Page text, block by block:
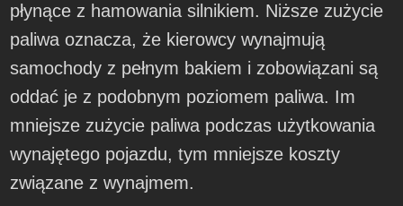
płynące z hamowania silnikiem. Niższe zużycie
paliwa oznacza, że kierowcy wynajmują
samochody z pełnym bakiem i zobowiązani są
oddać je z podobnym poziomem paliwa. Im
mniejsze zużycie paliwa podczas użytkowania
wynajętego pojazdu, tym mniejsze koszty
związane z wynajmem.